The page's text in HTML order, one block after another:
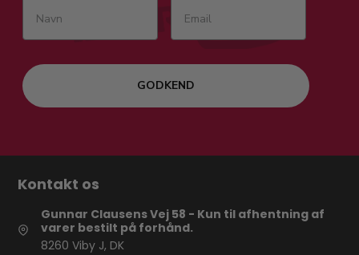
GODKEND
Kontakt os
Gunnar Clausens Vej 58 - Kun til afhentning af
varer bestilt på forhånd.
8260 Viby J, DK